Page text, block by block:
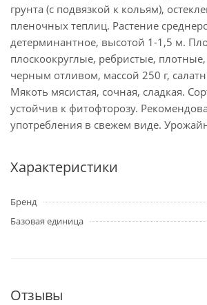
грунта (с подвязкой к кольям),
пленочных теплиц. Растение
детерминантное, высотой 1-1,5 м.
плоскоокруглые, ребристые,
черным отливом, массой 250 г,
Мякоть мясистая, сочная, сладкая.
устойчив к фитофторозу.
употребления в свежем виде.
Характеристики
Бренд
Базовая единица
Отзывы